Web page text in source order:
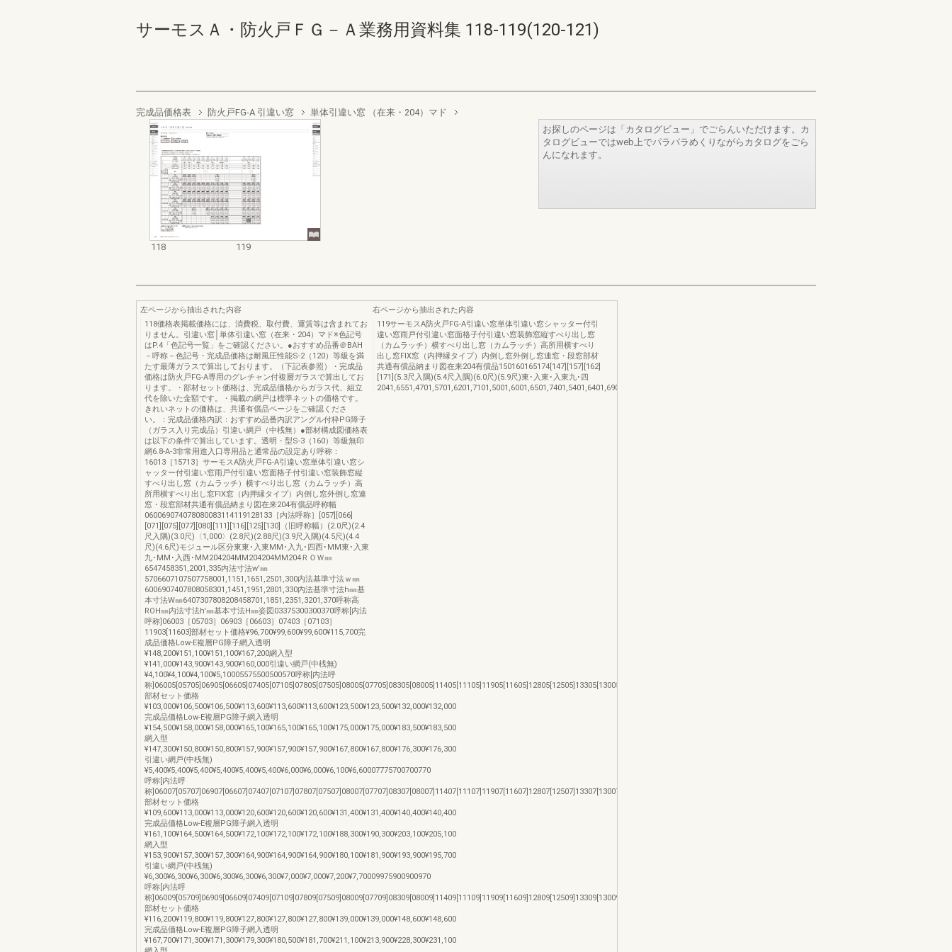
サーモスＡ・防火戸ＦＧ－Ａ業務用資料集 118-119(120-121)
完成品価格表 防火戸FG-A 引違い窓 単体引違い窓 （在来・204）マド
118 119
お探しのページは「カタログビュー」でごらんいただけます。カ
タログビューではweb上でパラパラめくりながらカタログをごら
んになれます。
左ページから抽出された内容
118価格表掲載価格には、消費税、取付費、運賃等は含まれてお
りません。引違い窓│単体引違い窓（在来・204）マド※色記号
はP.4「色記号一覧」をご確認ください。●おすすめ品番＠BAH
－呼称－色記号・完成品価格は耐風圧性能S-2（120）等級を満
たす最薄ガラスで算出しております。（下記表参照）・完成品
価格は防火戸FG-A専用のグレチャン付複層ガラスで算出してお
ります。・部材セット価格は、完成品価格からガラス代、組立
代を除いた金額です。・掲載の網戸は標準ネットの価格です。
きれいネットの価格は、共通有償品ページをご確認くださ
い。：完成品価格内訳：おすすめ品番内訳アングル付枠PG障子
（ガラス入り完成品）引違い網戸（中桟無）●部材構成図価格表
は以下の条件で算出しています。透明・型S-3（160）等級無印
網6.8-A-3非常用進入口専用品と通常品の設定あり呼称：
16013［15713］サーモスA防火戸FG-A引違い窓単体引違い窓シ
ャッター付引違い窓雨戸付引違い窓面格子付引違い窓装飾窓縦
すべり出し窓（カムラッチ）横すべり出し窓（カムラッチ）高
所用横すべり出し窓FIX窓（内押縁タイプ）内倒し窓外倒し窓連
窓・段窓部材共通有償品納まり図在来204有償品呼称幅
060069074078080083114119128133［内法呼称］[057][066]
[071][075][077][080][111][116][125][130]（旧呼称幅）(2.0尺)(2.4
尺入隅)(3.0尺)〈1,000〉(2.8尺)(2.88尺)(3.9尺入隅)(4.5尺)(4.4
尺)(4.6尺)モジュール区分東東･入東MM･入九･四西･MM東･入東
九･MM･入西･MM204204MM204204MM204ＲＯＷ㎜
6547458351,2001,335内法寸法w'㎜
5706607107507758001,1151,1651,2501,300内法基準寸法ｗ㎜
6006907407808058301,1451,1951,2801,330内法基準寸法h㎜基
本寸法W㎜6407307808208458701,1851,2351,3201,370呼称高
ROH㎜内法寸法h'㎜基本寸法H㎜姿図03375300300370呼称[内法
呼称]06003［05703］06903［06603］07403［07103］
11903[11603]部材セット価格¥96,700¥99,600¥99,600¥115,700完
成品価格Low-E複層PG障子網入透明
¥148,200¥151,100¥151,100¥167,200網入型
¥141,000¥143,900¥143,900¥160,000引違い網戸(中桟無)
¥4,100¥4,100¥4,100¥5,10005575500500570呼称[内法呼
称]06005[05705]06905[06605]07405[07105]07805[07505]08005[07705]08305[08005]11405[11105]11905[11605]12805[12505]13305[13005]
部材セット価格
¥103,000¥106,500¥106,500¥113,600¥113,600¥113,600¥123,500¥123,500¥132,000¥132,000
完成品価格Low-E複層PG障子網入透明
¥154,500¥158,000¥158,000¥165,100¥165,100¥165,100¥175,000¥175,000¥183,500¥183,500
網入型
¥147,300¥150,800¥150,800¥157,900¥157,900¥157,900¥167,800¥167,800¥176,300¥176,300
引違い網戸(中桟無)
¥5,400¥5,400¥5,400¥5,400¥5,400¥5,400¥6,000¥6,000¥6,100¥6,60007775700700770
呼称[内法呼
称]06007[05707]06907[06607]07407[07107]07807[07507]08007[07707]08307[08007]11407[11107]11907[11607]12807[12507]13307[13007]
部材セット価格
¥109,600¥113,000¥113,000¥120,600¥120,600¥120,600¥131,400¥131,400¥140,400¥140,400
完成品価格Low-E複層PG障子網入透明
¥161,100¥164,500¥164,500¥172,100¥172,100¥172,100¥188,300¥190,300¥203,100¥205,100
網入型
¥153,900¥157,300¥157,300¥164,900¥164,900¥164,900¥180,100¥181,900¥193,900¥195,700
引違い網戸(中桟無)
¥6,300¥6,300¥6,300¥6,300¥6,300¥6,300¥7,000¥7,000¥7,200¥7,70009975900900970
呼称[内法呼
称]06009[05709]06909[06609]07409[07109]07809[07509]08009[07709]08309[08009]11409[11109]11909[11609]12809[12509]13309[13009]
部材セット価格
¥116,200¥119,800¥119,800¥127,800¥127,800¥127,800¥139,000¥139,000¥148,600¥148,600
完成品価格Low-E複層PG障子網入透明
¥167,700¥171,300¥171,300¥179,300¥180,500¥181,700¥211,100¥213,900¥228,300¥231,100
右ページから抽出された内容
119サーモスA防火戸FG-A引違い窓単体引違い窓シャッター付引
違い窓雨戸付引違い窓面格子付引違い窓装飾窓縦すべり出し窓
（カムラッチ）横すべり出し窓（カムラッチ）高所用横すべり
出し窓FIX窓（内押縁タイプ）内倒し窓外倒し窓連窓・段窓部材
共通有償品納まり図在来204有償品150160165174[147][157][162]
[171](5.3尺入隅)(5.4尺入隅)(6.0尺)(5.9尺)東･入東･入東九･四
2041,6551,4701,5701,6201,7101,5001,6001,6501,7401,5401,6401,6901,78016503［16203］